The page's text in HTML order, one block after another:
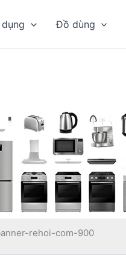
Đồ dùng
rehoi-com-900